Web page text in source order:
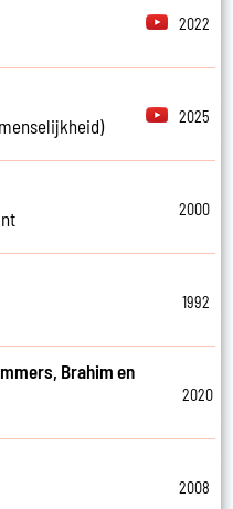
2022
2025
2000
1992
Brahim en
2020
2008